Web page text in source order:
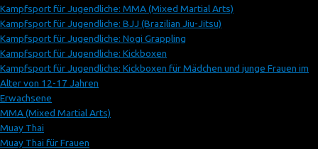
Kampfsport für Jugendliche: MMA (Mixed Martial Arts)
Kampfsport für Jugendliche: BJJ (Brazilian Jiu-Jitsu)
Kampfsport für Jugendliche: Nogi Grappling
Kampfsport für Jugendliche: Kickboxen
Kampfsport für Jugendliche: Kickboxen für Mädchen und junge Frauen im
Alter von 12-17 Jahren
Erwachsene
MMA (Mixed Martial Arts)
Muay Thai
Muay Thai für Frauen